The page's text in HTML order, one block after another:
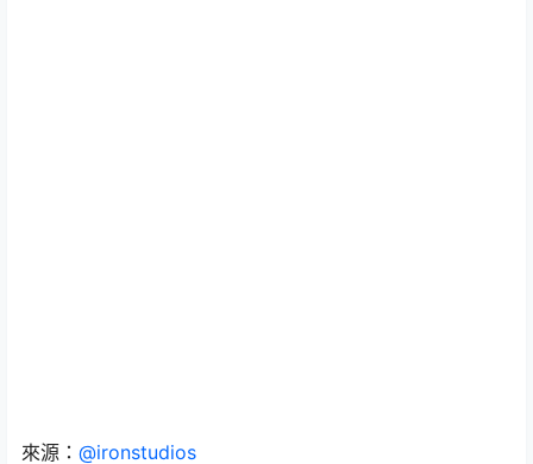
來源： @ironstudios